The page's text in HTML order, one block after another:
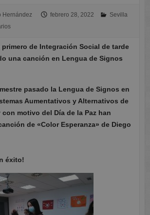
Hernández febrero 28, 2022
Sevilla
primero de Integración Social de tarde
una canción en Lengua de Signos
pasado la Lengua de Signos en
Aumentativos y Alternativos de
motivo del Día de la Paz han
de «Color Esperanza» de Diego
éxito!